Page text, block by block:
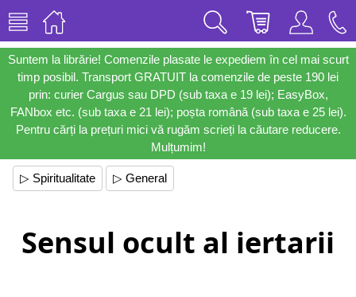
Suntem la librărie! Comenzile plasate le expediem în cel mai scurt
timp posibil. Transport GRATUIT la comenzile de peste 190 lei
prin: curier Cargus sau DPD (sub taxa e 19 lei); EasyBox,
FANbox etc. (sub taxa e 21 lei); poșta română (sub taxa e 25 lei).
Pentru cărți la prețuri mici vă rugăm scrieți la căutare reducere.
Mulțumim!
▷ Spiritualitate ▷ General
Sensul ocult al iertarii